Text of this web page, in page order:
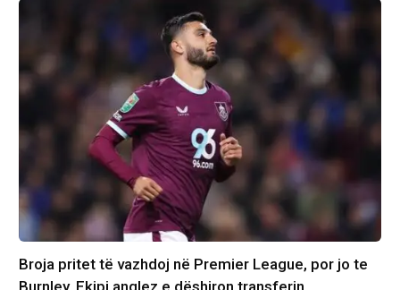
Broja pritet të vazhdoj në Premier League, por jo te
Burnley. Ekipi anglez e dëshiron transferin